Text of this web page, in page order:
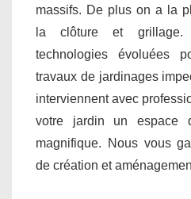
massifs. De plus on a la
la clôture et
technologies évoluées
travaux de jardinages
interviennent avec
votre jardin un espace
magnifique. Nous vous
de création et